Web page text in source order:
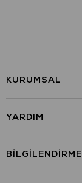
KURUMSAL
YARDIM
BILGILENDIRME